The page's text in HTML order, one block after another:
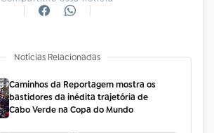
Notícias Relacionadas
Caminhos da Reportagem mostra os
bastidores da inédita trajetória de
Cabo Verde na Copa do Mundo